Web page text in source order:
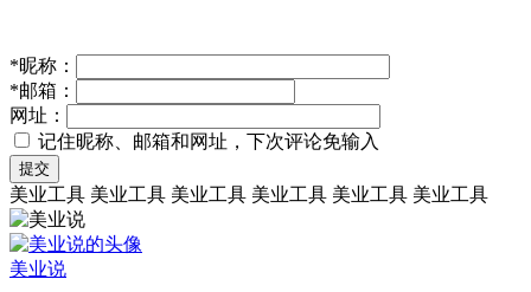
*昵称：
*邮箱：
网址：
记住昵称、邮箱和网址，下次评论免输入
提交
美业工具 美业工具 美业工具 美业工具 美业工具 美业工具
美业说